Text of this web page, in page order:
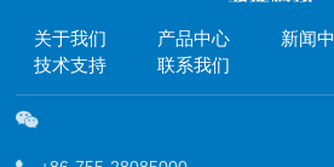
关于我们 产品中心 新闻
技术支持
联系我们